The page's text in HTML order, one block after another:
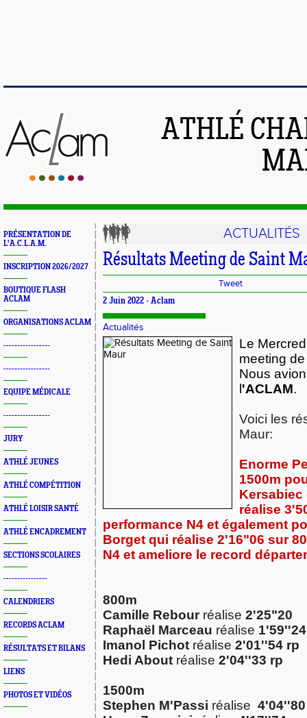
ATHLÉ
PRÉSENTATION DE
L'A.C.L.A.M.
INSCRIPTION 2026/2027
BOUTIQUE FLASH
ACLAM
ORGANISATIONS ACLAM
-----------------
-----------------
EQUIPE MÉDICALE
-----------------
JURY
ATHLÉ JEUNES
ATHLÉ COMPÉTITION
ATHLÉ LOISIR SANTÉ
ATHLÉ ENCADREMENT
SECTIONS SCOLAIRES
----------------
CALENDRIERS
RECORDS ACLAM
RÉSULTATS ET BILANS
LIENS
PHOTOS ET VIDÉOS
ACTUALITÉS
Résultats Meeting de Saint
Tweet
2 Juin 2022 - Aclam
Actualités
Le
meeting
Nous
'ACLAM.
Voici les
Maur:
Enorme
1500m
Kersabiec
réalise
performance N4 et également
Borget qui réalise 2'16"06 sur
N4 et ameliore le record
800m
Camille Rebour réalise 2'25"20
Raphaël Marceau réalise
Imanol Pichot réalise 2'01''54 rp
Hedi About réalise 2'04''33 rp
1500m
Stephen M'Passi réalise